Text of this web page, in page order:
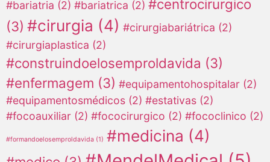
#bariatria (2) #bariatrica (2) #centrocirurgico
(3) #cirurgia (4) #cirurgiabariátrica (2)
#cirurgiaplastica (2)
#construindoelosemproldavida (3)
#enfermagem (3) #equipamentohospitalar (2)
#equipamentosmédicos (2) #estativas (2)
#focoauxiliar (2) #fococirurgico (2) #fococlinico (2)
#formandoelosemproldavida (1) #medicina (4)